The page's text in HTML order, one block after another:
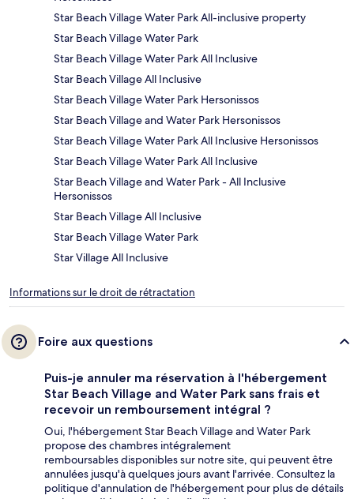
Star Beach Village Water Park All-inclusive property
Star Beach Village Water Park
Star Beach Village Water Park All Inclusive
Star Beach Village All Inclusive
Star Beach Village Water Park Hersonissos
Star Beach Village and Water Park Hersonissos
Star Beach Village Water Park All Inclusive Hersonissos
Star Beach Village Water Park All Inclusive
Star Beach Village and Water Park - All Inclusive
Hersonissos
Star Beach Village All Inclusive
Star Beach Village Water Park
Star Village All Inclusive
Informations sur le droit de rétractation
Foire aux questions
Puis-je annuler ma réservation à l'hébergement
Star Beach Village and Water Park sans frais et
recevoir un remboursement intégral ?
Oui, l'hébergement Star Beach Village and Water Park
propose des chambres intégralement
remboursables disponibles sur notre site, qui peuvent être
annulées jusqu'à quelques jours avant l'arrivée. Consultez la
politique d'annulation de l'hébergement pour plus de détails